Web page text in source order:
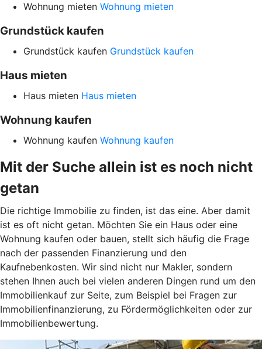
Wohnung mieten Wohnung mieten
Grundstück kaufen
Grundstück kaufen Grundstück kaufen
Haus mieten
Haus mieten Haus mieten
Wohnung kaufen
Wohnung kaufen Wohnung kaufen
Mit der Suche allein ist es noch nicht
getan
Die richtige Immobilie zu finden, ist das eine. Aber damit
ist es oft nicht getan. Möchten Sie ein Haus oder eine
Wohnung kaufen oder bauen, stellt sich häufig die Frage
nach der passenden Finanzierung und den
Kaufnebenkosten. Wir sind nicht nur Makler, sondern
stehen Ihnen auch bei vielen anderen Dingen rund um den
Immobilienkauf zur Seite, zum Beispiel bei Fragen zur
Immobilienfinanzierung, zu Fördermöglichkeiten oder zur
Immobilienbewertung.